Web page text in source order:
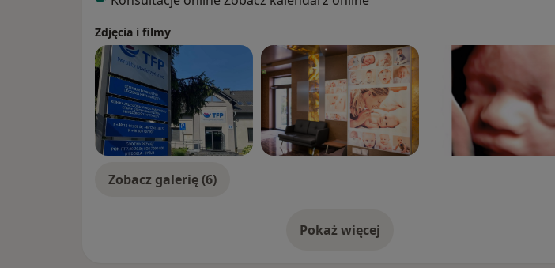
Zdjęcia i filmy
Zobacz galerię (6)
Pokaż więcejo doświadczeniu